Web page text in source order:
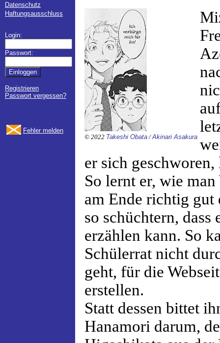
Datenschutz
Haftungsausschluss
Login:
Passwort:
Registrieren
Passwort vergessen?
Fehler melden
© 2022 Takeshi Obata/Akinari Asakura
er sich
So lernt er, wie
am Ende richtig
so schüchtern, dass
erzählen kann. So
Schülerrat nicht
geht, für die
erstellen.
Statt dessen bittet
Hanamori darum,